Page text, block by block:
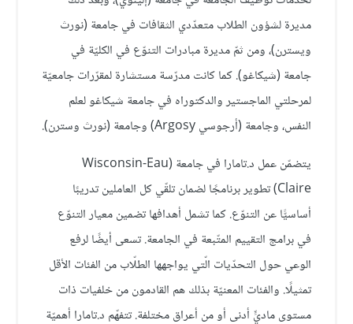
مديرة لشؤون الطلاب متعدّدي الثقافات في جامعة (نورث
ويسترن)، ومن ثمّ مديرة مبادرات التنوّع في الكليّة في
جامعة (شيكاغو). كما كانت مدرّسة مستشارة لمقرّرات جامعيّة
لمرحلتي الماجستير والدكتوراه في جامعة شيكاغو لعلم
النفس، وجامعة (أرجوسي Argosy) وجامعة (نورث وسترن).
يتضمّن عمل د.تامارا في جامعة (Wisconsin-Eau
Claire) تطوير برنامجًا لضمان تلقّي كل العاملين تدريبًا
أساسيًّا عن التنوّع. كما تشمل أهدافها تضمين معيار التنوّع
في برامج التقييم المتّبعة في الجامعة. تسعى أيضًا لرفع
الوعي حول التحدّيات الّتي يواجهها الطلّاب من الفئات الأقل
تمثيلًا. والفئات المعنيّة بذلك هم القادمون من خلفيات ذات
مستوى ماديٍّ أدنى أو من أعراق مختلفة. تتفهّم د.تامارا أهميّة